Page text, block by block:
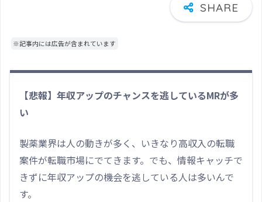
※記事内には広告が含まれています
【悲報】年収アップのチャンスを逃しているMRが多
い
製薬業界は人の動きが多く、いきなり高収入の転職
案件が転職市場にでてきます。でも、情報キャッチで
きずに年収アップの機会を逃している人は多いんで
す。